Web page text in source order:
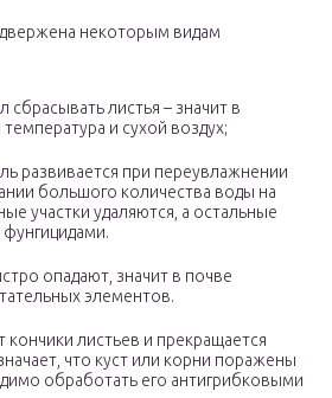
некоторым видам
сбрасывать листья – значит в
и сухой воздух;
развивается при переувлажнении
большого количества воды на
участки удаляются, а остальные
опадают, значит в почве
элементов.
кончики листьев и прекращается
что куст или корни поражены
обработать его антигрибковыми